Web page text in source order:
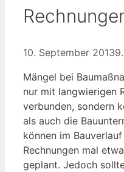
10. September 2013
Mängel bei
nur mit langwierigen
verbunden, sondern
als auch die
können im
Rechnungen mal
geplant. Jedoch